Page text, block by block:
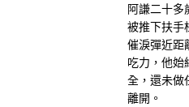
阿謙二十多
被推下扶手
催淚彈近距
吃力，他始
全，還未做
離開。